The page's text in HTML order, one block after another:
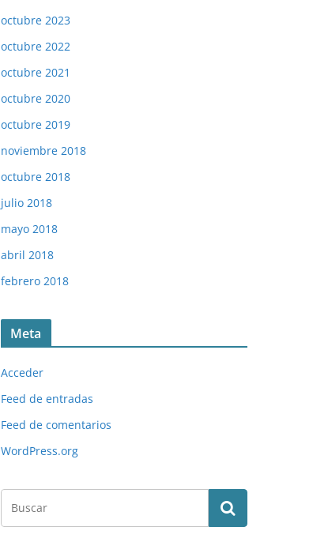
octubre 2023
octubre 2022
octubre 2021
octubre 2020
octubre 2019
noviembre 2018
octubre 2018
julio 2018
mayo 2018
abril 2018
febrero 2018
Meta
Acceder
Feed de entradas
Feed de comentarios
WordPress.org